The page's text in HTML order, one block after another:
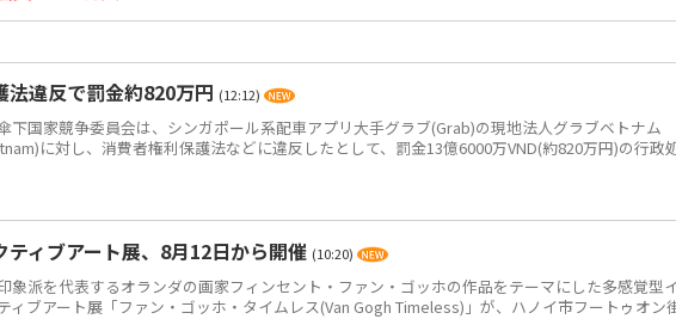
違反で罰金約820万円 (12:12)
下国家競争委員会は、シンガポール系配車アプリ大手グラブ(Grab)の現地法人グラブベトナム
に対し、消費者権利保護法などに違反したとして、罰金13億6000万VND(約820万円)の行政
ィブアート展、8月12日から開催 (10:20)
象派を代表するオランダの画家フィンセント・ファン・ゴッホの作品をテーマにした多感覚型
ィブアート展「ファン・ゴッホ・タイムレス(Van Gogh Timeless)」が、ハノイ市フートゥオン